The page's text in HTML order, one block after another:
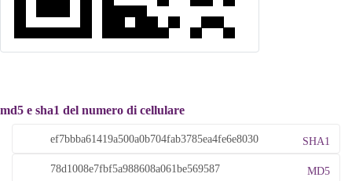
md5 e sha1 del numero di cellulare
SHA1
MD5